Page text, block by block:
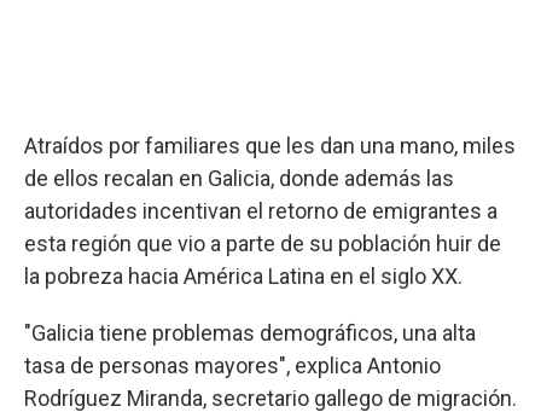
Atraídos por familiares que les dan una mano, miles
de ellos recalan en Galicia, donde además las
autoridades incentivan el retorno de emigrantes a
esta región que vio a parte de su población huir de
la pobreza hacia América Latina en el siglo XX.
"Galicia tiene problemas demográficos, una alta
tasa de personas mayores", explica Antonio
Rodríguez Miranda, secretario gallego de migración.